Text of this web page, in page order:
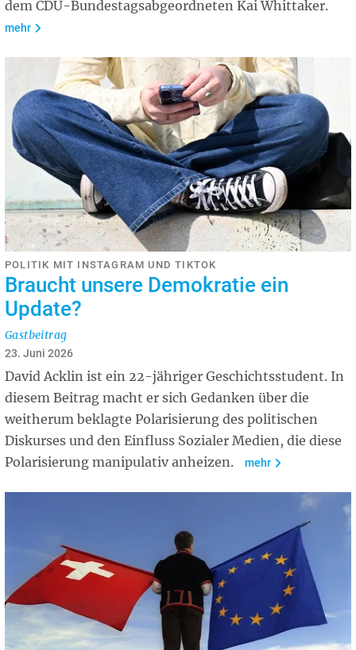
dem CDU-Bundestagsabgeordneten Kai Whittaker.
mehr
POLITIK MIT INSTAGRAM UND TIKTOK
Braucht unsere Demokratie ein
Update?
Gastbeitrag
23. Juni 2026
David Acklin ist ein 22-jähriger Geschichtsstudent. In
diesem Beitrag macht er sich Gedanken über die
weitherum beklagte Polarisierung des politischen
Diskurses und den Einfluss Sozialer Medien, die diese
Polarisierung manipulativ anheizen.
mehr